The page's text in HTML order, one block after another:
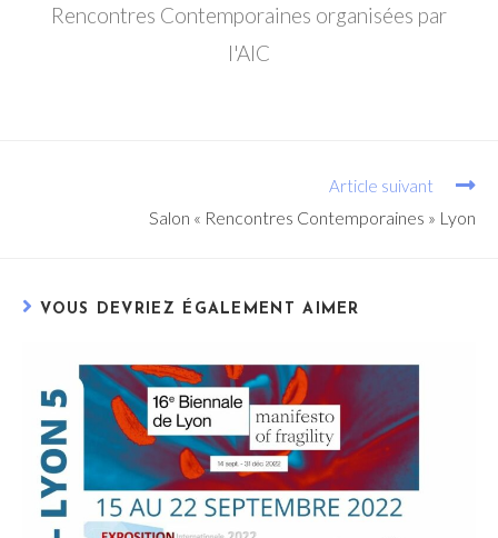
Rencontres Contemporaines organisées par
l'AIC
Article suivant
Salon « Rencontres Contemporaines » Lyon
VOUS DEVRIEZ ÉGALEMENT AIMER